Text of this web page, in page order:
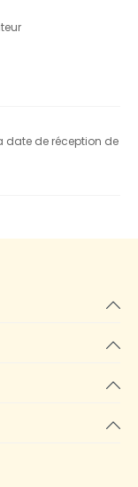
date de réception de